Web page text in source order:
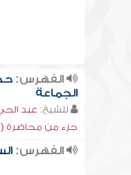
الفهرس:
الجماعة
للشيخ: عبد
جزء من محاضرة (
الفهرس: